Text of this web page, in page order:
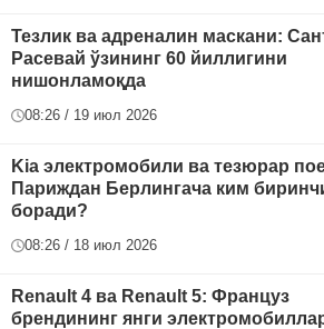
Тезлик ва адреналин маскани:
Расевай ўзининг 60 йиллигини
нишонламоқда
08:26 / 19 июл 2026
Kia электромобили ва тезюрар
Париждан Берлингача ким
боради?
08:26 / 18 июл 2026
Renault 4 ва Renault 5: Француз
брендининг янги